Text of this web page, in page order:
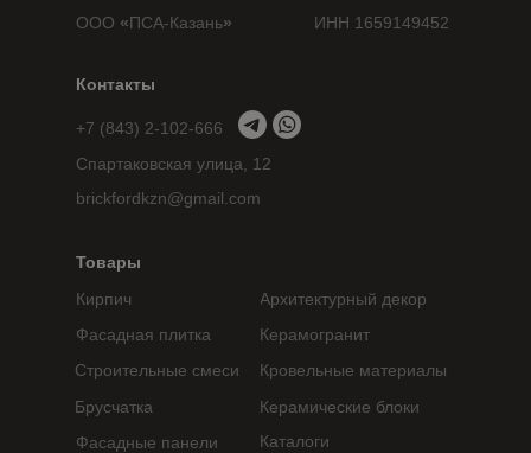
ИНН 1659149452
Фасадная плитка
Кирпич Архитектурный декор
Фасадные панели
Керамогранит
Строительные смеси
Каталоги
Товары
Контакты
Брусчатка
+7 (843) 2-102-666
ООО «ПСА-Казань»
Кровельные материалы
Керамические блоки
brickfordkzn@gmail.com
Спартаковская улица, 12